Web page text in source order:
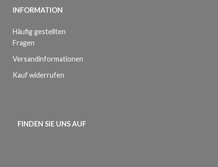
INFORMATION
Häufig gestellten
Fragen
Versandinformationen
Kauf widerrufen
FINDEN SIE UNS AUF